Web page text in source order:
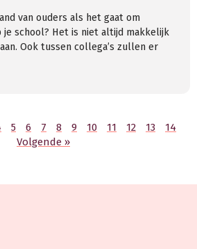
van ouders als het gaat om
je school? Het is niet altijd makkelijk
Ook tussen collega’s zullen er
5 6 7 8 9 10 11 12 13
14
Volgende »